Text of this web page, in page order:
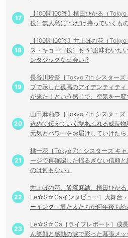
【100問100答】植田ひかる（
役）無人島に1つだけ持っていくも
【100問100答】井上ほの花（
ス・キョーコ役）もう1度味わいた
ンタジックな出会い!?
長谷川玲奈［Tokyo 7th シスターズ
ブで示した孤高のアイデンティテ
が来た！という感じで、空気を一変
山田麻莉奈［Tokyo 7th シスター
込めて伝えていく愛あふれる成長物
元気とパワーをお届けしていけたら
橘一花［Tokyo 7th シスターズ キ
ージで再確認した揺るぎない信頼
のは何もない」
井上ほの花、飯塚麻結、植田ひか
Le☆S☆Caインタビュー］大舞台
ーイング「観た人たちが何年後も誇
Le☆S☆Ca［ライブレポート］成
ん笑顔と感動の涙で彩った幕張メ